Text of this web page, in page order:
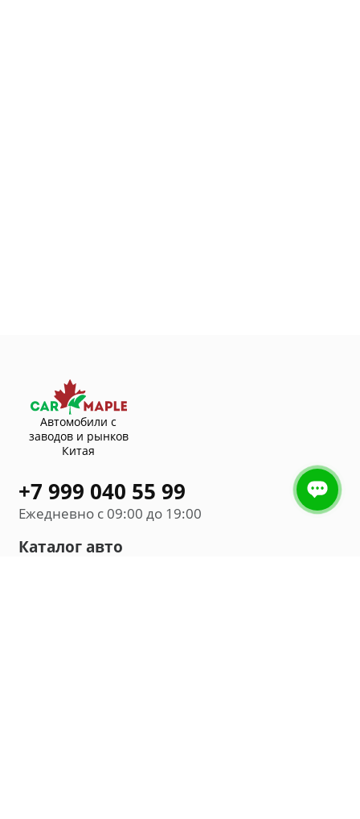
Автомобили с
заводов и рынков
Китая
+7 999 040 55 99
Ежедневно с 09:00 до 19:00
Каталог авто